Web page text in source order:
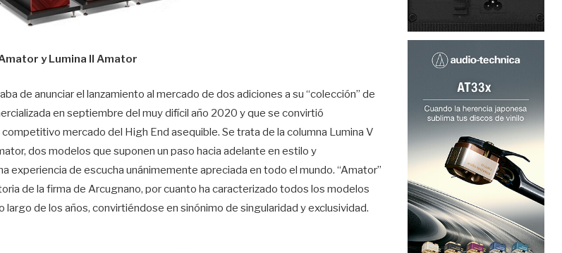
y Lumina II Amator
de anunciar el lanzamiento al mercado de dos adiciones a su “colección” de
en septiembre del muy difícil año 2020 y que se convirtió
mercado del High End asequible. Se trata de la columna Lumina V
dos modelos que suponen un paso hacia adelante en estilo y
experiencia de escucha unánimemente apreciada en todo el mundo. “Amator”
de la firma de Arcugnano, por cuanto ha caracterizado todos los modelos
de los años, convirtiéndose en sinónimo de singularidad y exclusividad.